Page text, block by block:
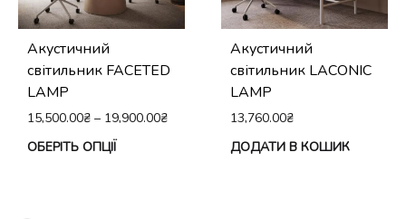
Акустичний
світильник FACETED
LAMP
15,500.00₴ – 19,900.00₴
ОБЕРІТЬ ОПЦІЇ
Акустичний
світильник LACONIC
LAMP
13,760.00₴
ДОДАТИ В КОШИК